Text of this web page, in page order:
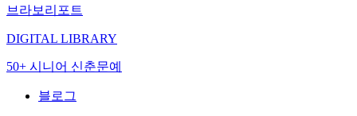
브라보리포트
DIGITAL LIBRARY
50+ 시니어 신춘문예
블로그